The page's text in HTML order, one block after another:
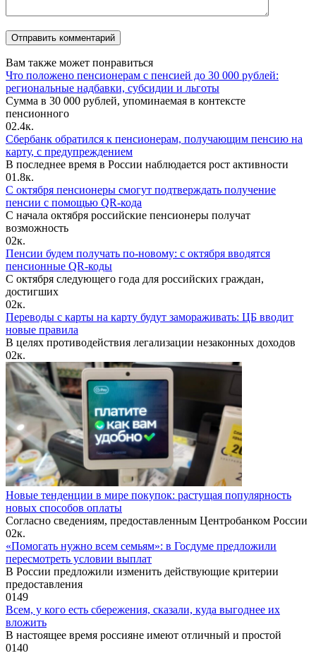
Вам также может понравиться
Что положено пенсионерам с пенсией до 30 000 рублей:
региональные надбавки, субсидии и льготы
Сумма в 30 000 рублей, упоминаемая в контексте
пенсионного
02.4к.
Сбербанк обратился к пенсионерам, получающим пенсию на
карту, с предупреждением
В последнее время в России наблюдается рост активности
01.8к.
С октября пенсионеры смогут подтверждать получение
пенсии с помощью QR-кода
С начала октября российские пенсионеры получат
возможность
02к.
Пенсии будем получать по-новому: с октября вводятся
пенсионные QR-коды
С октября следующего года для российских граждан,
достигших
02к.
Переводы с карты на карту будут замораживать: ЦБ вводит
новые правила
В целях противодействия легализации незаконных доходов
02к.
Новые тенденции в мире покупок: растущая популярность
новых способов оплаты
Согласно сведениям, предоставленным Центробанком России
02к.
«Помогать нужно всем семьям»: в Госдуме предложили
пересмотреть условии выплат
В России предложили изменить действующие критерии
предоставления
0149
Всем, у кого есть сбережения, сказали, куда выгоднее их
вложить
В настоящее время россияне имеют отличный и простой
0140